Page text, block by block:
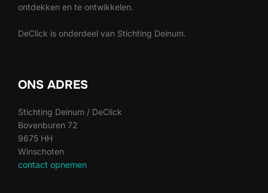
ontdekken en te ontwikkelen.
DeClick is onderdeel van Stichting Deinum.
ONS ADRES
Stichting Deinum / DeClick
Bovenburen 72
9675 HH
Winschoten
contact opnemen